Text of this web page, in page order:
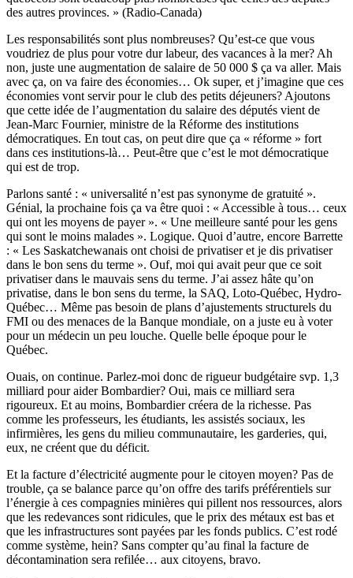
des autres provinces. » (Radio-Canada)
Les responsabilités sont plus nombreuses? Qu’est-ce que vous
voudriez de plus pour votre dur labeur, des vacances à la mer? Ah
non, juste une augmentation de salaire de 50 000 $ ça va aller. Mais
avec ça, on va faire des économies… Ok super, et j’imagine que ces
économies vont servir pour le club des petits déjeuners? Ajoutons
que cette idée de l’augmentation du salaire des députés vient de
Jean-Marc Fournier, ministre de la Réforme des institutions
démocratiques. En tout cas, on peut dire que ça « réforme » fort
dans ces institutions-là… Peut-être que c’est le mot démocratique
qui est de trop.
Parlons santé : « universalité n’est pas synonyme de gratuité ».
Génial, la prochaine fois ça va être quoi : « Accessible à tous… ceux
qui ont les moyens de payer ». « Une meilleure santé pour les gens
qui sont le moins malades ». Logique. Quoi d’autre, encore Barrette
: « Les Saskatchewanais ont choisi de privatiser et je dis privatiser
dans le bon sens du terme ». Ouf, moi qui avait peur que ce soit
privatiser dans le mauvais sens du terme. J’ai assez hâte qu’on
privatise, dans le bon sens du terme, la SAQ, Loto-Québec, Hydro-
Québec… Même pas besoin de plans d’ajustements structurels du
FMI ou des menaces de la Banque mondiale, on a juste eu à voter
pour un médecin un peu louche. Quelle belle époque pour le
Québec.
Ouais, on continue. Parlez-moi donc de rigueur budgétaire svp. 1,3
milliard pour aider Bombardier? Oui, mais ce milliard sera
rigoureux. Et au moins, Bombardier créera de la richesse. Pas
comme les professeurs, les étudiants, les assistés sociaux, les
infirmières, les gens du milieu communautaire, les garderies, qui,
eux, ne créent que du déficit.
Et la facture d’électricité augmente pour le citoyen moyen? Pas de
trouble, ça se balance parce qu’on offre des tarifs préférentiels sur
l’énergie à ces compagnies minières qui pillent nos ressources, alors
que les redevances sont ridicules, que le prix des métaux est bas et
que les infrastructures sont payées par les fonds publics. C’est rodé
comme système, hein? Sans compter qu’au final la facture de
décontamination sera refilée… aux citoyens, bravo.